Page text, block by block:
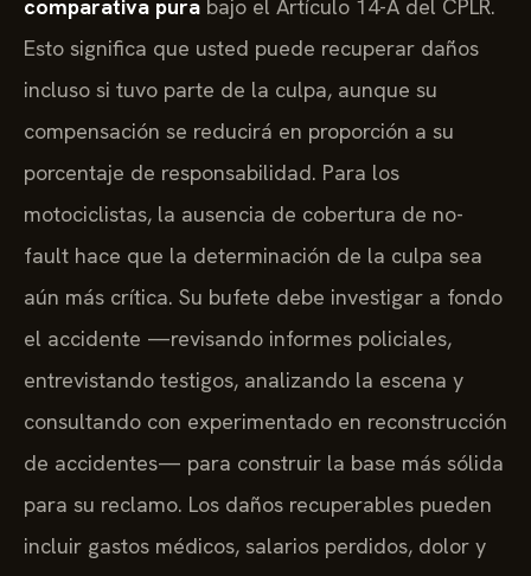
comparativa pura bajo el Artículo 14-A del CPLR.
Esto significa que usted puede recuperar daños
incluso si tuvo parte de la culpa, aunque su
compensación se reducirá en proporción a su
porcentaje de responsabilidad. Para los
motociclistas, la ausencia de cobertura de no-
fault hace que la determinación de la culpa sea
aún más crítica. Su bufete debe investigar a fondo
el accidente —revisando informes policiales,
entrevistando testigos, analizando la escena y
consultando con experimentado en reconstrucción
de accidentes— para construir la base más sólida
para su reclamo. Los daños recuperables pueden
incluir gastos médicos, salarios perdidos, dolor y